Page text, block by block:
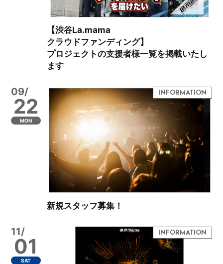
【渋谷La.mama
クラウドファンディング】
プロジェクトの支援者様一覧を掲載いたし
ます
09/
22
MON
新規スタッフ募集！
11/
01
SAT